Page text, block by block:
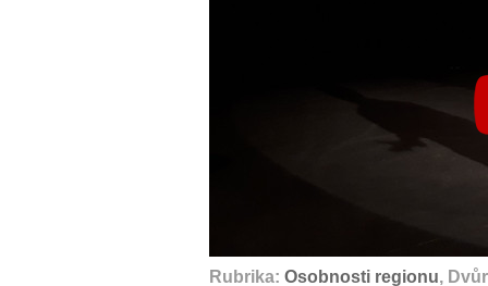
Rubrika: Osobnosti regionu,